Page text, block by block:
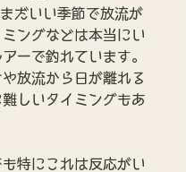
だいい季節で放流が
ングなどは本当にい
ーで釣れています。
放流から日が離れる
しいタイミングもあ
特にこれは反応がい